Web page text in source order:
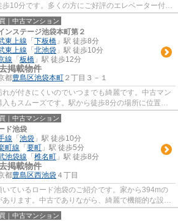
10分です。多くの方にご好評のエレベーター付き
線池袋近辺は、交通ア...
｜中古マンション
ンステージ池袋本町第２
東上線 「 下板橋 」駅 徒歩8分
東上線 「 北池袋 」駅 徒歩10分
線 「 板橋 」駅 徒歩12分
掲載物件
都豊島区池袋本町 ２丁目３－１
が付きにくいのでいつまでも綺麗です。中古マン
もスムーズです。駅から徒歩8分の場所に位置す
下板橋近辺に立地す...
｜中古マンション
ド池袋
線 「 池袋 」駅 徒歩10分
町線 「 要町 」駅 徒歩5分
池袋線 「 椎名町 」駅 徒歩8分
掲載物件
都豊島区西池袋 ４丁目
いているロード池袋のご紹介です。家から394mの
あります。中古でありながら、綺麗で機能的な設備
機能性と見た目の両...
｜中古マンション